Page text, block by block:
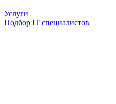
Услуги
Подбор IT специалистов